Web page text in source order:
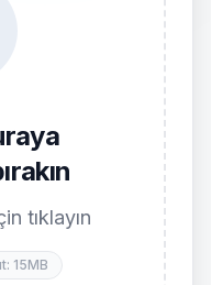
tıklayın
15MB